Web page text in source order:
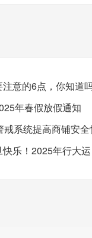
意的6点，你知道
年春假放假通知
系统提高商铺安全
乐！2025年行大运